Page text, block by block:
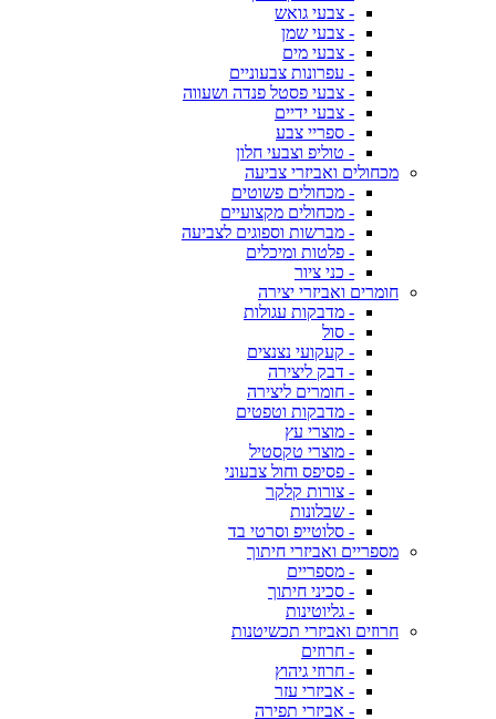
- צבעי גואש
- צבעי שמן
- צבעי מים
- עפרונות צבעוניים
- צבעי פסטל פנדה ושעווה
- צבעי ידיים
- ספריי צבע
- טוליפ וצבעי חלון
מכחולים ואביזרי צביעה
- מכחולים פשוטים
- מכחולים מקצועיים
- מברשות וספוגים לצביעה
- פלטות ומיכלים
- כני ציור
חומרים ואביזרי יצירה
- מדבקות עגולות
- סול
- קעקועי נצנצים
- דבק ליצירה
- חומרים ליצירה
- מדבקות וטפטים
- מוצרי עץ
- מוצרי טקסטיל
- פסיפס וחול צבעוני
- צורות קלקר
- שבלונות
- סלוטייפ וסרטי בד
מספריים ואביזרי חיתוך
- מספריים
- סכיני חיתוך
- גליוטינות
חרוזים ואביזרי תכשיטנות
- חרוזים
- חרוזי גיהוץ
- אביזרי עזר
- אביזרי תפירה